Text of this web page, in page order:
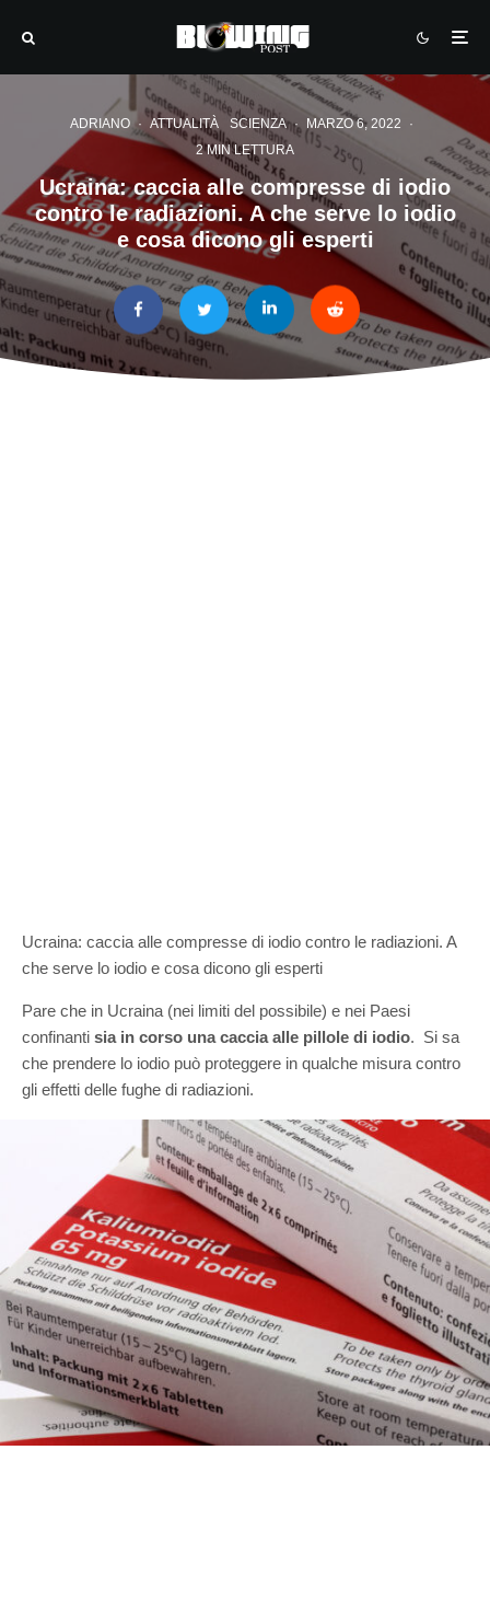
ADRIANO · ATTUALITÀ SCIENZA · MARZO 6, 2022
·
2 MIN LETTURA
Ucraina: caccia alle compresse di iodio
contro le radiazioni. A che serve lo iodio
e cosa dicono gli esperti
Ucraina: caccia alle compresse di iodio contro le radiazioni. A
che serve lo iodio e cosa dicono gli esperti
Pare che in Ucraina (nei limiti del possibile) e nei Paesi
confinanti sia in corso una caccia alle pillole di iodio. Si sa
che prendere lo iodio può proteggere in qualche misura contro
gli effetti delle fughe di radiazioni.